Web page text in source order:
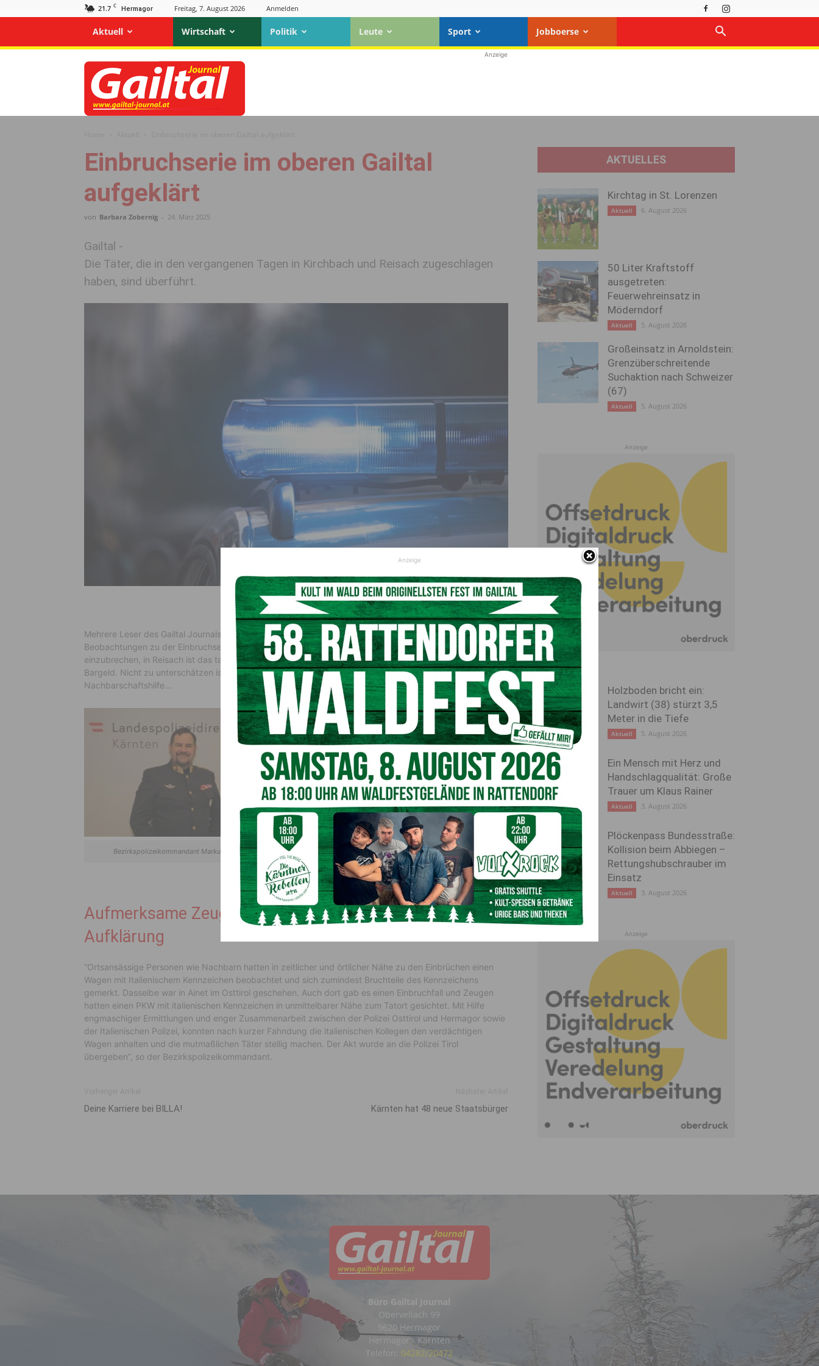
21.7 C Hermagor Freitag, 7. August 2026 Anmelden
Aktuell Wirtschaft Politik Leute Sport Jobboerse
Gailtal
Journal
Anzeige
Einbruchserie im oberen Gailtal
aufgeklärt
von Barbara Zobernig - 24. März 2025
Gailtal -
Die Täter, die in den vergangenen Tagen in Kirchbach und Reisach zugeschlagen
haben, sind überführt.
© Bild von Max auf Pixabay
Mehrere Leser des Gailtal Journals meldeten sich in den letzten Tagen in der Redaktion mit Fragen und
Beobachtungen zu der Einbruchserie im Oberen Gailtal. Versucht wurde, in ein Haus in Kirchbach
einzubrechen, in Reisach ist das tatsächlich gelungen. Wie berichtet entkamen die Täter mit EUR 3000,-
Bargeld. Nicht zu unterschätzen ist aber das Gailtal bezüglich Beobachtungen und aktiver
Nachbarschaftshilfe…
Bezirkspolizeikommandant Markus Tilli
Bezirkspolizeikommandant
Markus Tilli
Wir haben bei Bezirkspolizeikommandant Markus Tilli
nachgefragt, ob die Gefahrenlage noch anhält und
können die Leser beruhigen. Laut
Bezirkspolizeikommandant Tilli fällt es im Tal einfach auf,
wenn auswärtige Autos gesehen werden. “Fest steht,
dass es zwei Einbrüche im Bezirk gegeben hat. Dank
Zeugenaussagen und internationaler wie Bundesländer-
übergreifender polizeilicher Zusammenarbeit war eine
Überführung der Täter rasch möglich.”
Aufmerksame Zeugenbeobachtungen führten zur
Aufklärung
“Ortsansässige Personen wie Nachbarn hatten in zeitlicher und örtlicher Nähe zu den Einbrüchen einen
Wagen mit Italienischem Kennzeichen beobachtet und sich zumindest Bruchteile des Kennzeichens
gemerkt. Dasselbe war in Ainet im Osttirol geschehen. Auch dort gab es einen Einbruchfall und Zeugen
hatten einen PKW mit italienischen Kennzeichen in unmittelbarer Nähe zum Tatort gesichtet. Mit Hilfe
engmaschiger Ermittlungen und enger Zusammenarbeit zwischen der Polizei Osttirol und Hermagor sowie
der Italienischen Polizei, konnten nach kurzer Fahndung die italienischen Kollegen den verdächtigen
Wagen anhalten und die mutmaßlichen Täter stellig machen. Der Akt wurde an die Polizei Tirol
übergeben”, so der Bezirkspolizeikommandant.
Deine Karriere bei BILLA! Kärnten hat 48 neue Staatsbürger
AKTUELLES
Kirchtag in St. Lorenzen
Aktuell 6. August 2026
50 Liter Kraftstoff
ausgetreten:
Feuerwehreinsatz in
Möderndorf
Aktuell 5. August 2026
Großeinsatz in Arnoldstein:
Grenzüberschreitende
Suchaktion nach Schweizer
(67)
Aktuell 5. August 2026
Anzeige
Holzboden bricht ein:
Landwirt (38) stürzt 3,5
Meter in die Tiefe
Aktuell 5. August 2026
Ein Mensch mit Herz und
Handschlagqualität: Große
Trauer um Klaus Rainer
Aktuell 3. August 2026
Plöckenpass Bundesstraße:
Kollision beim Abbiegen –
Rettungshubschrauber im
Einsatz
Aktuell 3. August 2026
Anzeige
Büro Gailtal Journal
Obervellach 99
9620 Hermagor
Hermagor - Kärnten
Telefon: 04282/20472
Anzeige